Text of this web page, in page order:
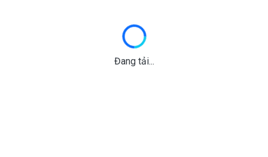
Đang tải...